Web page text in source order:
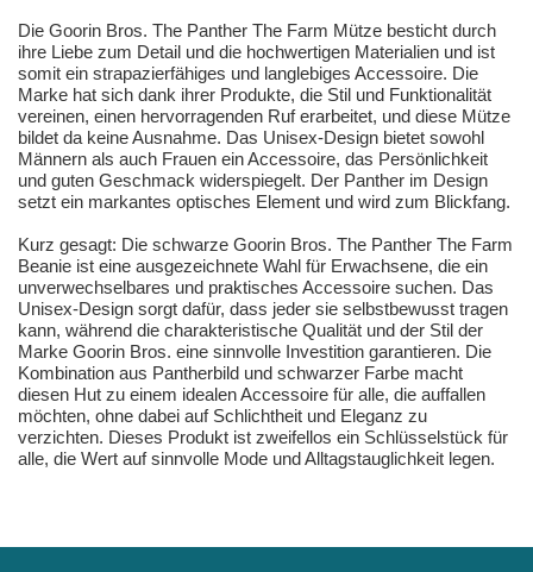
Die Goorin Bros. The Panther The Farm Mütze besticht durch
ihre Liebe zum Detail und die hochwertigen Materialien und ist
somit ein strapazierfähiges und langlebiges Accessoire. Die
Marke hat sich dank ihrer Produkte, die Stil und Funktionalität
vereinen, einen hervorragenden Ruf erarbeitet, und diese Mütze
bildet da keine Ausnahme. Das Unisex-Design bietet sowohl
Männern als auch Frauen ein Accessoire, das Persönlichkeit
und guten Geschmack widerspiegelt. Der Panther im Design
setzt ein markantes optisches Element und wird zum Blickfang.
Kurz gesagt: Die schwarze Goorin Bros. The Panther The Farm
Beanie ist eine ausgezeichnete Wahl für Erwachsene, die ein
unverwechselbares und praktisches Accessoire suchen. Das
Unisex-Design sorgt dafür, dass jeder sie selbstbewusst tragen
kann, während die charakteristische Qualität und der Stil der
Marke Goorin Bros. eine sinnvolle Investition garantieren. Die
Kombination aus Pantherbild und schwarzer Farbe macht
diesen Hut zu einem idealen Accessoire für alle, die auffallen
möchten, ohne dabei auf Schlichtheit und Eleganz zu
verzichten. Dieses Produkt ist zweifellos ein Schlüsselstück für
alle, die Wert auf sinnvolle Mode und Alltagstauglichkeit legen.